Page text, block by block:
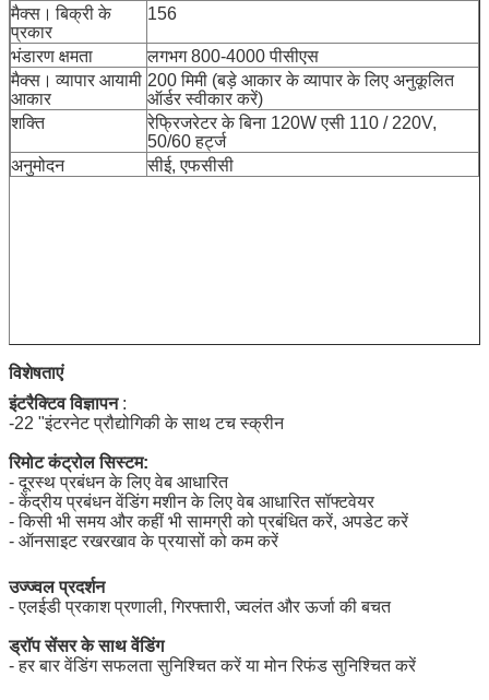
मैक्स। बिक्री के
प्रकार
156
भंडारण क्षमता
लगभग 800-4000 पीसीएस
मैक्स। व्यापार आयामी
आकार
200 मिमी (बड़े आकार के व्यापार के लिए अनुकूलित
ऑर्डर स्वीकार करें)
शक्ति
रेफ्रिजरेटर के बिना 120W एसी 110 / 220V,
50/60 हर्ट्ज
अनुमोदन
सीई, एफसीसी
विशेषताएं
इंटरैक्टिव विज्ञापन:
-22 "इंटरनेट प्रौद्योगिकी के साथ टच स्क्रीन
रिमोट कंट्रोल सिस्टम:
- दूरस्थ प्रबंधन के लिए वेब आधारित
- केंद्रीय प्रबंधन वेंडिंग मशीन के लिए वेब आधारित सॉफ्टवेयर
- किसी भी समय और कहीं भी सामग्री को प्रबंधित करें, अपडेट करें
- ऑनसाइट रखरखाव के प्रयासों को कम करें
उज्ज्वल प्रदर्शन
- एलईडी प्रकाश प्रणाली, गिरफ्तारी, ज्वलंत और ऊर्जा की बचत
ड्रॉप सेंसर के साथ वेंडिंग
- हर बार वेंडिंग सफलता सुनिश्चित करें या मोन रिफंड सुनिश्चित करें